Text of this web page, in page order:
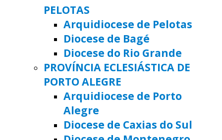
PELOTAS
Arquidiocese de Pelotas
Diocese de Bagé
Diocese do Rio Grande
PROVÍNCIA ECLESIÁSTICA DE
PORTO ALEGRE
Arquidiocese de Porto
Alegre
Diocese de Caxias do Sul